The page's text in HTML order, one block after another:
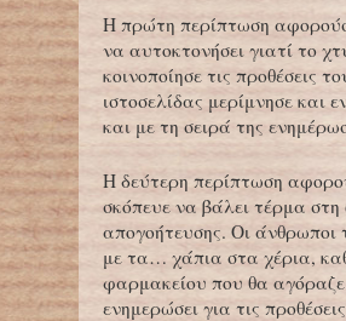
Η πρώτη περίπτωση
να αυτοκτονήσει γιατί το
κοινοποίησε τις προθέσεις
ιστοσελίδας μερίμνησε και
και με τη σειρά της
Η δεύτερη περίπτωση
σκόπευε να βάλει τέρμα στη
απογοήτευσης. Οι άνθρωποι
με τα… χάπια στα χέρια,
φαρμακείου που θα
ενημερώσει για τις